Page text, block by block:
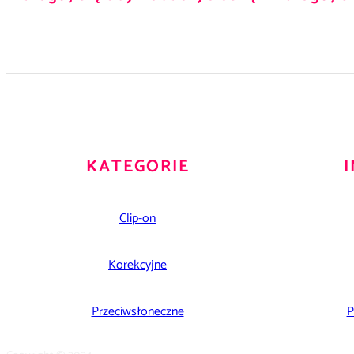
KATEGORIE
Clip-on
Korekcyjne
Przeciwsłoneczne